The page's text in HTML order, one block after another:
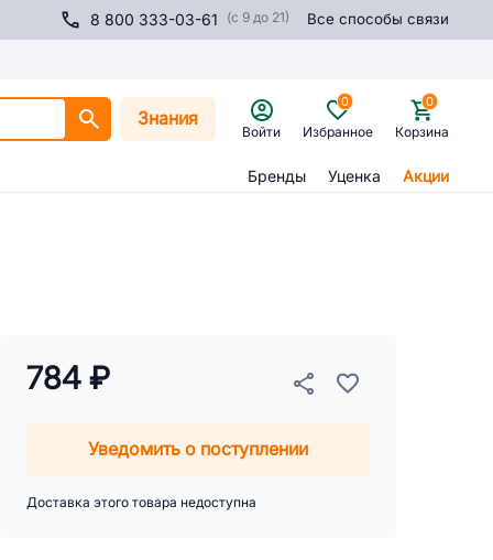
8 800 333-03-61 (с 9 до 21) Все способы связи
Знания
Войти Избранное
0
Корзина
0
Бренды Уценка Акции
784 ₽
Уведомить о поступлении
Доставка этого товара недоступна